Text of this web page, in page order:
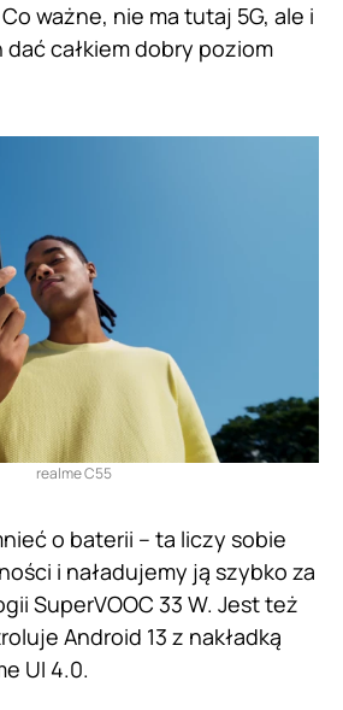
ważne, nie ma tutaj 5G, ale i
całkiem dobry poziom
realme C55
o baterii – ta liczy sobie
i naładujemy ją szybko za
SuperVOOC 33 W. Jest też
Android 13 z nakładką
UI 4.0.